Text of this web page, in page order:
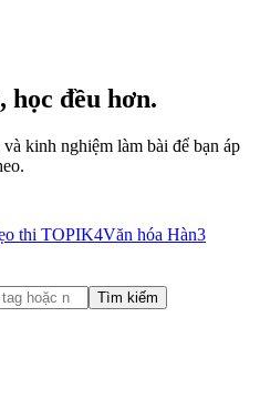
học đều hơn.
kinh nghiệm làm bài để bạn áp
thi TOPIK4Văn hóa Hàn3
Tìm kiếm